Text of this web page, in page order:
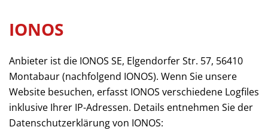
IONOS
Anbieter ist die IONOS SE, Elgendorfer Str. 57, 56410
Montabaur (nachfolgend IONOS). Wenn Sie unsere
Website besuchen, erfasst IONOS verschiedene Logfiles
inklusive Ihrer IP-Adressen. Details entnehmen Sie der
Datenschutzerklärung von IONOS: